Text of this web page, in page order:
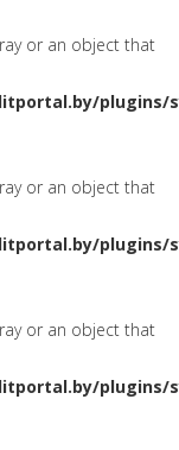
or an object that
plugins/
or an object that
plugins/
or an object that
plugins/